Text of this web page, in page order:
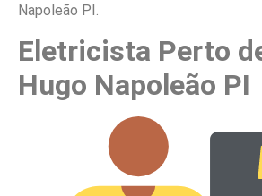
Napoleão PI.
Eletricista Perto
Hugo Napoleão PI